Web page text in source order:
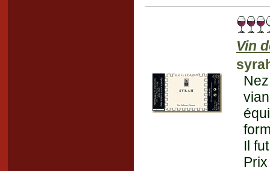
Vin
Il